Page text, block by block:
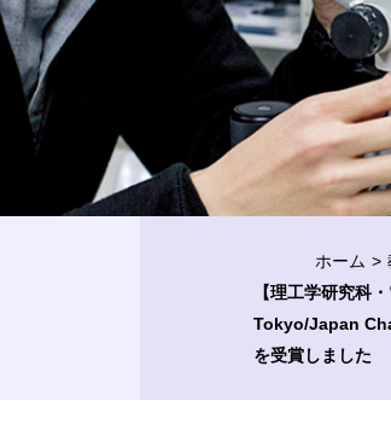
ホーム
【理工学研究科
Tokyo/Japan
を受賞しました